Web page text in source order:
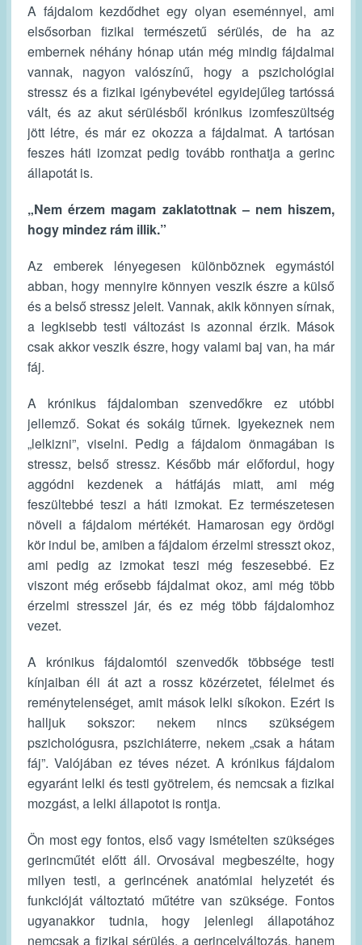
A fájdalom kezdődhet egy olyan eseménnyel, ami
elsősorban fizikai természetű sérülés, de ha az
embernek néhány hónap után még mindig fájdalmai
vannak, nagyon valószínű, hogy a pszichológiai
stressz és a fizikai igénybevétel egyidejűleg tartóssá
vált, és az akut sérülésből krónikus izomfeszültség
jött létre, és már ez okozza a fájdalmat. A tartósan
feszes háti izomzat pedig tovább ronthatja a gerinc
állapotát is.
„Nem érzem magam zaklatottnak – nem hiszem,
hogy mindez rám illik.”
Az emberek lényegesen különböznek egymástól
abban, hogy mennyire könnyen veszik észre a külső
és a belső stressz jeleit. Vannak, akik könnyen sírnak,
a legkisebb testi változást is azonnal érzik. Mások
csak akkor veszik észre, hogy valami baj van, ha már
fáj.
A krónikus fájdalomban szenvedőkre ez utóbbi
jellemző. Sokat és sokáig tűrnek. Igyekeznek nem
„lelkizni”, viselni. Pedig a fájdalom önmagában is
stressz, belső stressz. Később már előfordul, hogy
aggódni kezdenek a hátfájás miatt, ami még
feszültebbé teszi a háti izmokat. Ez természetesen
növeli a fájdalom mértékét. Hamarosan egy ördögi
kör indul be, amiben a fájdalom érzelmi stresszt okoz,
ami pedig az izmokat teszi még feszesebbé. Ez
viszont még erősebb fájdalmat okoz, ami még több
érzelmi stresszel jár, és ez még több fájdalomhoz
vezet.
A krónikus fájdalomtól szenvedők többsége testi
kínjaiban éli át azt a rossz közérzetet, félelmet és
reménytelenséget, amit mások lelki síkokon. Ezért is
halljuk sokszor: nekem nincs szükségem
pszichológusra, pszichiáterre, nekem „csak a hátam
fáj”. Valójában ez téves nézet. A krónikus fájdalom
egyaránt lelki és testi gyötrelem, és nemcsak a fizikai
mozgást, a lelki állapotot is rontja.
Ön most egy fontos, első vagy ismételten szükséges
gerincműtét előtt áll. Orvosával megbeszélte, hogy
milyen testi, a gerincének anatómiai helyzetét és
funkcióját változtató műtétre van szüksége. Fontos
ugyanakkor tudnia, hogy jelenlegi állapotához
nemcsak a fizikai sérülés, a gerincelváltozás, hanem